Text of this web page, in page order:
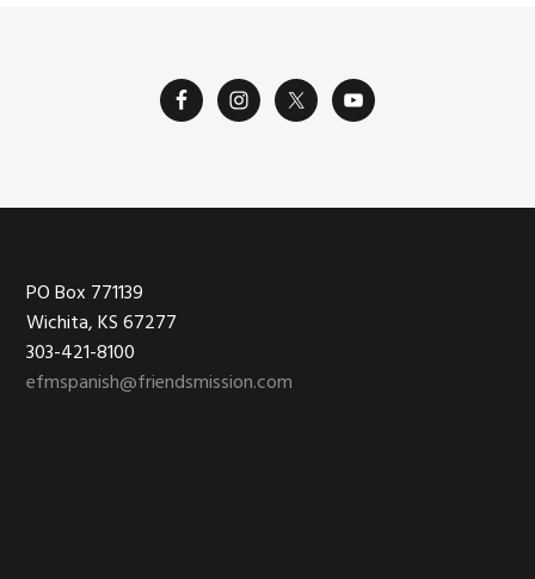
Footer
PO Box 771139
Wichita, KS 67277
303-421-8100
efmspanish@friendsmission.com